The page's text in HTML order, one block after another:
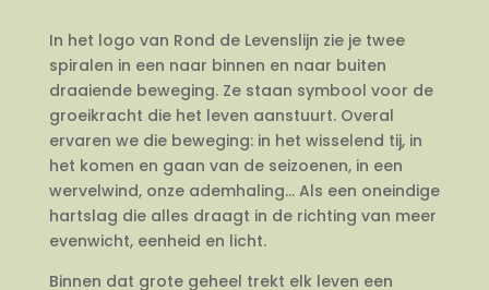
In het logo van Rond de Levenslijn zie je twee
spiralen in een naar binnen en naar buiten
draaiende beweging. Ze staan symbool voor de
groeikracht die het leven aanstuurt. Overal
ervaren we die beweging: in het wisselend tij, in
het komen en gaan van de seizoenen, in een
wervelwind, onze ademhaling… Als een oneindige
hartslag die alles draagt in de richting van meer
evenwicht, eenheid en licht.
Binnen dat grote geheel trekt elk leven een